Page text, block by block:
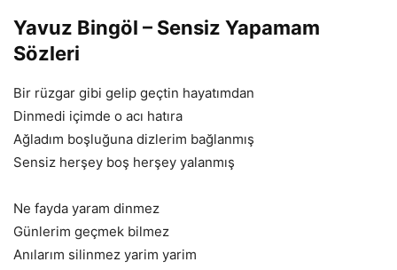
Yavuz Bingöl – Sensiz Yapamam
Sözleri
Bir rüzgar gibi gelip geçtin hayatımdan
Dinmedi içimde o acı hatıra
Ağladım boşluğuna dizlerim bağlanmış
Sensiz herşey boş herşey yalanmış
Ne fayda yaram dinmez
Günlerim geçmek bilmez
Anılarım silinmez yarim yarim